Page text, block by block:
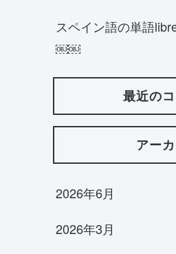
スペイン語の単語
￼￼
最近の
アー
2026年6月
2026年3月